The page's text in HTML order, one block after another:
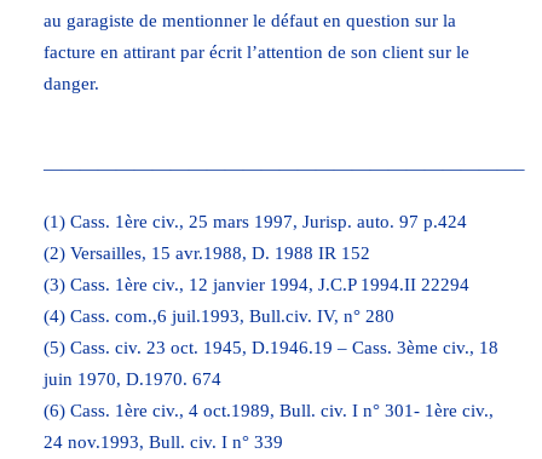
au garagiste de mentionner le défaut en question sur la
facture en attirant par écrit l’attention de son client sur le
danger.
——————————————————————————–
(1) Cass. 1ère civ., 25 mars 1997, Jurisp. auto. 97 p.424
(2) Versailles, 15 avr.1988, D. 1988 IR 152
(3) Cass. 1ère civ., 12 janvier 1994, J.C.P 1994.II 22294
(4) Cass. com.,6 juil.1993, Bull.civ. IV, n° 280
(5) Cass. civ. 23 oct. 1945, D.1946.19 – Cass. 3ème civ., 18
juin 1970, D.1970. 674
(6) Cass. 1ère civ., 4 oct.1989, Bull. civ. I n° 301- 1ère civ.,
24 nov.1993, Bull. civ. I n° 339